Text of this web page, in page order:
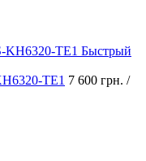
Быстрый
TE1 7 600 грн. /